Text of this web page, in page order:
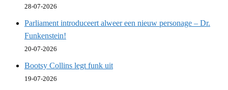
28-07-2026
Parliament introduceert alweer een nieuw personage – Dr.
Funkenstein!
20-07-2026
Bootsy Collins legt funk uit
19-07-2026